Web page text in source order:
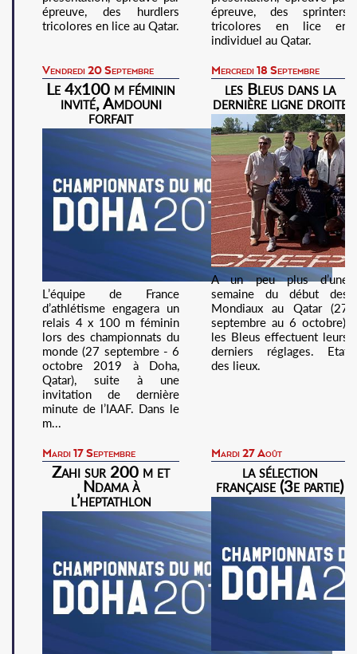
épreuve, des hurdlers
tricolores en lice au Qatar.
épreuve, des sprinters
tricolores en lice en
individuel au Qatar.
Vendredi 20 Septembre
Le 4x100 m féminin
invité, Amdouni
forfait
L’équipe de France
d’athlétisme engagera un
relais 4 x 100 m féminin
lors des championnats du
monde (27 septembre - 6
octobre 2019 à Doha,
Qatar), suite à une
invitation de dernière
minute de l’IAAF. Dans le
m...
Mercredi 18 Septembre
les Bleus dans la
dernière ligne droite
A un peu plus d’une
semaine du début des
Mondiaux au Qatar (27
septembre au 6 octobre),
les Bleus effectuent leurs
derniers réglages. Etat
des lieux.
Mardi 17 Septembre
Zahi sur 200 m et
Ndama à
l’heptathlon
Mardi 27 Août
la sélection
française (3e partie)